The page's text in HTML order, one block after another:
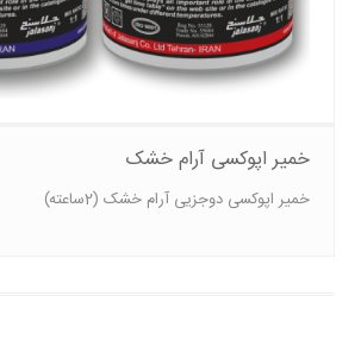
خمیر اپوکسی آرام خشک
خمیر اپوکسی دوجزیی آرام خشک (2ساعته)